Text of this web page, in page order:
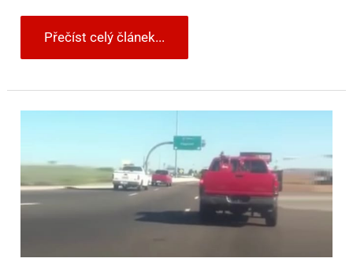
Přečíst celý článek...
řidičů
–
video